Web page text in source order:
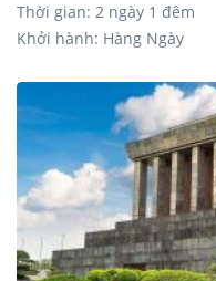
Thời gian: 2 ngày 1 đêm
Khởi hành: Hàng Ngày